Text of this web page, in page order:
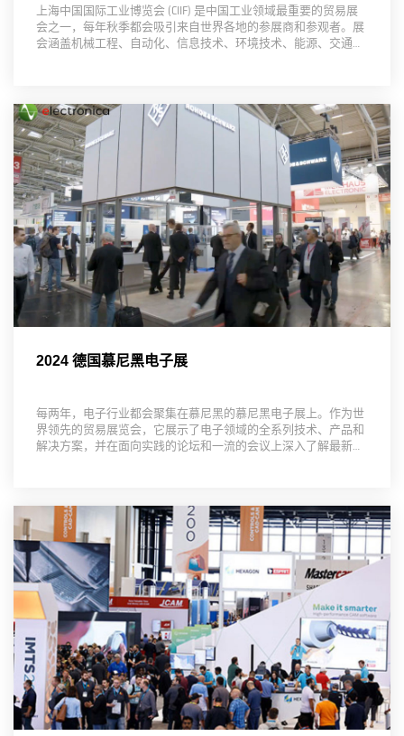
上海中国国际工业博览会 (CIIF) 是中国工业领域最重要的贸易展
会之一，每年秋季都会吸引来自世界各地的参展商和参观者。展
会涵盖机械工程、自动化、信息技术、环境技术、能源、交通和
2024 德国慕尼黑电子展
每两年，电子行业都会聚集在慕尼黑的慕尼黑电子展上。作为世
界领先的贸易展览会，它展示了电子领域的全系列技术、产品和
解决方案，并在面向实践的论坛和一流的会议上深入了解最新的